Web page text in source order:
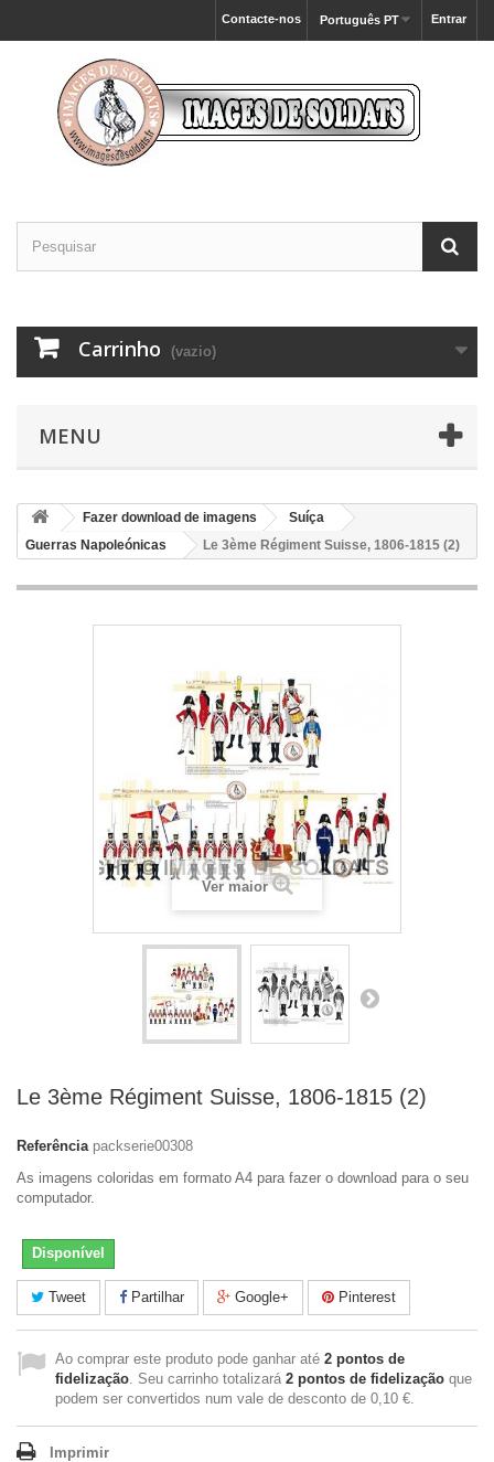
Entrar
Português PT
Contacte-nos
Carrinho (vazio)
MENU
Fazer download de imagens
Suíça
Guerras Napoleónicas
Le 3ème Régiment Suisse, 1806-1815 (2)
Ver maior
Le 3ème Régiment Suisse, 1806-1815 (2)
Referência packserie00308
As imagens coloridas em formato A4 para fazer o download para o seu
computador.
Disponível
Tweet Partilhar Google+ Pinterest
Ao comprar este produto pode ganhar até 2 pontos de
fidelização. Seu carrinho totalizará 2 pontos de fidelização que
podem ser convertidos num vale de desconto de 0,10 €.
Imprimir